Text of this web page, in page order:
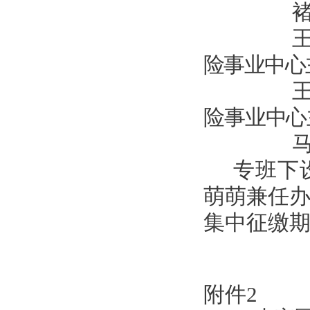
险事业中
险事业中
专班下
萌萌兼任
集中征缴
附件2